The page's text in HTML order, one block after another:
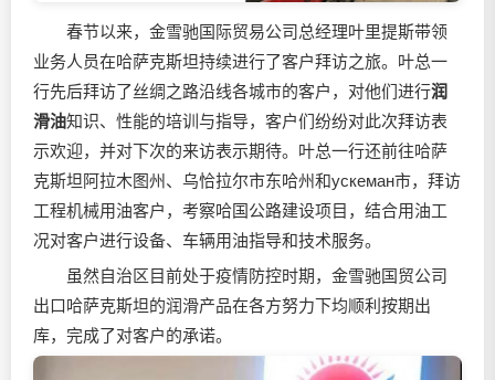
春节以来，金雪驰国际贸易公司总经理叶里提斯带领
业务人员在哈萨克斯坦持续进行了客户拜访之旅。叶总一
行先后拜访了丝绸之路沿线各城市的客户，对他们进行润
滑油知识、性能的培训与指导，客户们纷纷对此次拜访表
示欢迎，并对下次的来访表示期待。叶总一行还前往哈萨
克斯坦阿拉木图州、乌恰拉尔市东哈州和ускеман市，拜访
工程机械用油客户，考察哈国公路建设项目，结合用油工
况对客户进行设备、车辆用油指导和技术服务。
虽然自治区目前处于疫情防控时期，金雪驰国贸公司
出口哈萨克斯坦的润滑产品在各方努力下均顺利按期出
库，完成了对客户的承诺。